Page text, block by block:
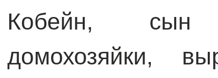
Кобейн, сын
домохозяйки,